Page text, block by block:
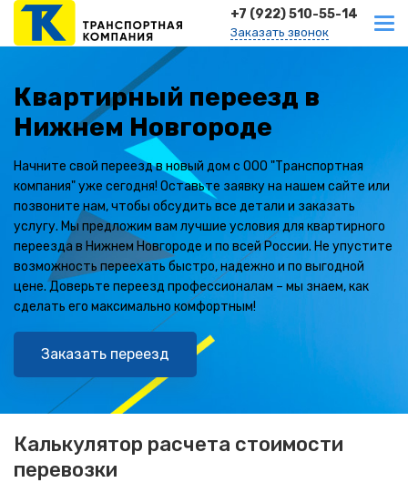
+7 (922) 510-55-14
Заказать звонок
Квартирный переезд в
Нижнем Новгороде
Начните свой переезд в новый дом с ООО "Транспортная
компания" уже сегодня! Оставьте заявку на нашем сайте или
позвоните нам, чтобы обсудить все детали и заказать
услугу. Мы предложим вам лучшие условия для квартирного
переезда в Нижнем Новгороде и по всей России. Не упустите
возможность переехать быстро, надежно и по выгодной
цене. Доверьте переезд профессионалам – мы знаем, как
сделать его максимально комфортным!
Заказать переезд
Калькулятор расчета стоимости
перевозки